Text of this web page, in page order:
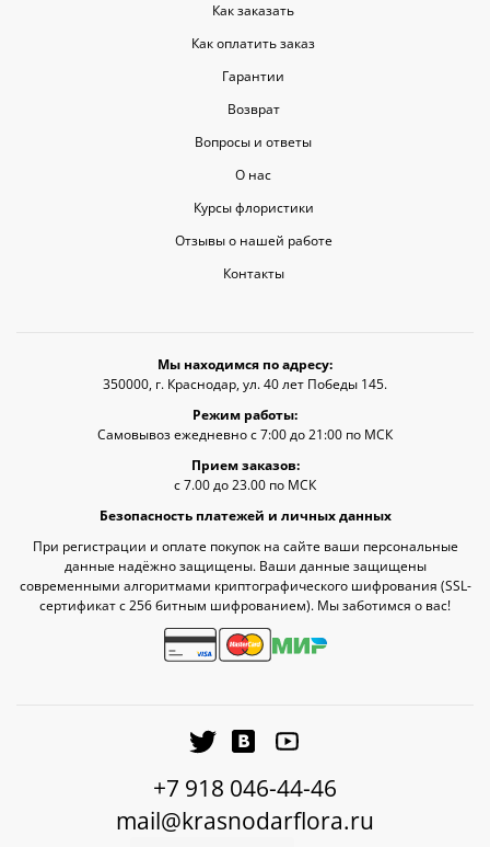
Как заказать
Как оплатить заказ
Гарантии
Возврат
Вопросы и ответы
О нас
Курсы флористики
Отзывы о нашей работе
Контакты
Мы находимся по адресу:
350000, г. Краснодар, ул. 40 лет Победы 145.
Режим работы:
Самовывоз ежедневно с 7:00 до 21:00 по МСК
Прием заказов:
с 7.00 до 23.00 по МСК
Безопасность платежей и личных данных
При регистрации и оплате покупок на сайте ваши персональные
данные надёжно защищены. Ваши данные защищены
современными алгоритмами криптографического шифрования (SSL-
сертификат c 256 битным шифрованием). Мы заботимся о вас!
+7 918 046-44-46
mail@krasnodarflora.ru